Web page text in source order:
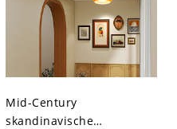
Mid-Century
skandinavische